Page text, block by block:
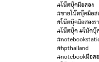
#โน๊ตบุ๊คมือสอง
#ขายโน๊ตบุ๊คมือส
#โน๊ตบุ๊คมือสองร
#โน๊ตบุ๊ค #โน้ตบุ๊
#hpthailand
#notebookมือส